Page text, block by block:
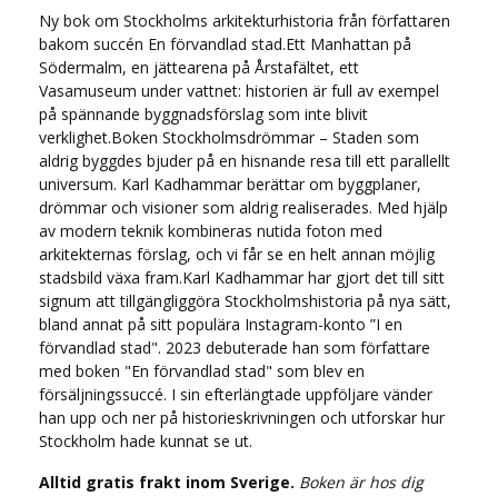
Ny bok om Stockholms arkitekturhistoria från författaren
bakom succén En förvandlad stad.Ett Manhattan på
Södermalm, en jättearena på Årstafältet, ett
Vasamuseum under vattnet: historien är full av exempel
på spännande byggnadsförslag som inte blivit
verklighet.Boken Stockholmsdrömmar – Staden som
aldrig byggdes bjuder på en hisnande resa till ett parallellt
universum. Karl Kadhammar berättar om byggplaner,
drömmar och visioner som aldrig realiserades. Med hjälp
av modern teknik kombineras nutida foton med
arkitekternas förslag, och vi får se en helt annan möjlig
stadsbild växa fram.Karl Kadhammar har gjort det till sitt
signum att tillgängliggöra Stockholmshistoria på nya sätt,
bland annat på sitt populära Instagram-konto ”I en
förvandlad stad". 2023 debuterade han som författare
med boken "En förvandlad stad" som blev en
försäljningssuccé. I sin efterlängtade uppföljare vänder
han upp och ner på historieskrivningen och utforskar hur
Stockholm hade kunnat se ut.
Alltid gratis frakt inom Sverige. Boken är hos dig